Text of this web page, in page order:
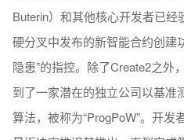
Buterin）和其他核心开发者已经
硬分叉中发布的新智能合约创建
隐患”的指控。除了Create2之外
到了一家潜在的独立公司以基准
算法，被称为“ProgPoW”。开